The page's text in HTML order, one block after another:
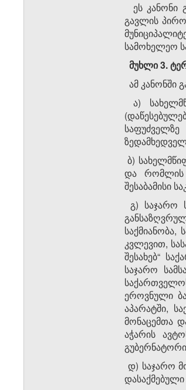
ეს კანონი
გავლის
სამოხელეო
მუხლი 3.
ამ კანონში
ა)
ბ)
და რომლის
შესაბამისი
გ) საჯარო
კვლევით,
შესახებ“
საჯარო
ეროვნული
აპარატში,
მონაცემთა
აჭარის
დ) საჯარო